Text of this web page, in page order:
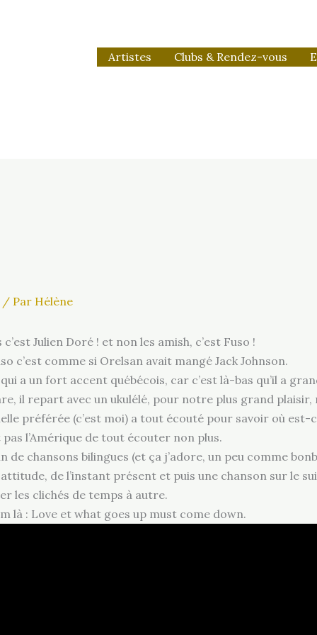
Artistes Clubs & Rendez-vous
/ Par Hélène
Julien Doré ! et non les amish, c’est Fuso !
c’est comme si Orelsan avait mangé Jack Johnson.
a un fort accent québécois, car c’est là-bas qu’il a
il repart avec un ukulélé, pour notre plus grand
préférée (c’est moi) a tout écouté pour savoir où est-
l’Amérique de tout écouter non plus.
chansons bilingues (et ça j’adore, un peu comme
de l’instant présent et puis une chanson sur le
les clichés de temps à autre.
là : Love et what goes up must come down.